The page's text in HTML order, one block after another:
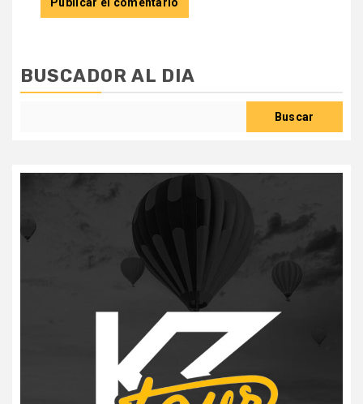
BUSCADOR AL DIA
Buscar